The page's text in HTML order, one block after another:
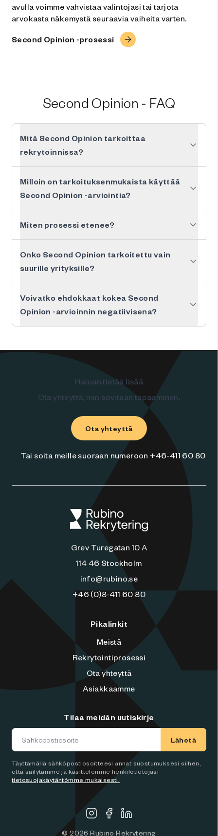
avulla voimme vahvistaa valintojasi tai tarjota
arvokasta näkemystä seuraavia vaiheita varten.
Second Opinion -prosessi
Second Opinion - FAQ
Mitä Second Opinion tarkoittaa
rekrytoinnissa?
Milloin on tarkoituksenmukaista käyttää
Second Opinion -arviointia?
Miten prosessi etenee?
Onko Second Opinion tarkoitettu vain
suurille yrityksille?
Voivatko ehdokkaat kokea Second
Opinion -arvioinnin negatiivisena?
Haluan tietää lisää
Ota yhteyttä, niin sovitaan tapaaminen.
Ota yhteyttä
Tai soita meille suoraan numeroon +46-411 60 80
Grev Turegatan 10 A
114 46 Stockholm
info@rubino.se
+46 (0)8-411 60 80
Pikalinkit
Meistä
Rekrytointiprosessi
Ota yhteyttä
Asiakkaamme
Tilaa meidän uutiskirje
Lähetä
Täyttämällä sähköpostiosoitteesi annat suostumuksesi siihen,
että säilytämme ja käsittelemme henkilötietojasi
tietosuojakäytäntömme mukaisesti.
©2026 Rubino Rekrytering